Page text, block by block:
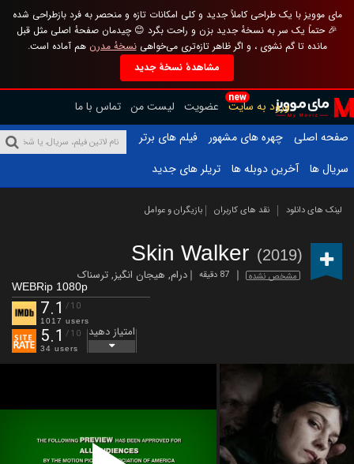
مای موویز با یک طراحی کاملاً جدید و کلی امکانات تازه و منحصر به فرد بازطراحی شده
🎉 حتماً یک سر به نسخهٔ جدید بزن و راحت بگرد 😊 چیدمان صفحهٔ اصلی مثل قبل
مانده تا گم نشوی ، و اگر ظاهر تازه‌تری می‌خواهینسخهٔ مدرن هم آماده است.
مشاهدهٔ نسخهٔ جدید
new
ورود به سایت عضویت لیست من تماس با ما
صفحه اصلی
چهره های مشهور
فیلم های برتر
سریال ها
آخرین دوبله ها تریلر های جدید
لینک های دانلود نقد های کاربران بازیگران و عوامل
Skin Walker (2019)
مشخص نشده 87 دقیقه درام, هیجان انگیز,ترسناک
WEBRip 1080p
7.1 /10
1017 users
5.1 /10
34 users
امتیاز دهید